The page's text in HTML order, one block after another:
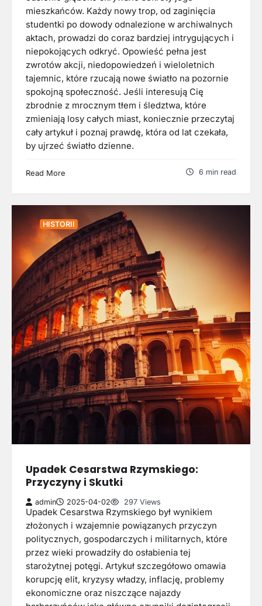
mieszkańców. Każdy nowy trop, od zaginięcia
studentki po dowody odnalezione w archiwalnych
aktach, prowadzi do coraz bardziej intrygujących i
niepokojących odkryć. Opowieść pełna jest
zwrotów akcji, niedopowiedzeń i wieloletnich
tajemnic, które rzucają nowe światło na pozornie
spokojną społeczność. Jeśli interesują Cię
zbrodnie z mrocznym tłem i śledztwa, które
zmieniają losy całych miast, koniecznie przeczytaj
cały artykuł i poznaj prawdę, która od lat czekała,
by ujrzeć światło dzienne.
Read More 6 min read
HISTORII
Upadek Cesarstwa Rzymskiego:
Przyczyny i Skutki
admin 2025-04-02 297 Views
Upadek Cesarstwa Rzymskiego był wynikiem
złożonych i wzajemnie powiązanych przyczyn
politycznych, gospodarczych i militarnych, które
przez wieki prowadziły do osłabienia tej
starożytnej potęgi. Artykuł szczegółowo omawia
korupcję elit, kryzysy władzy, inflację, problemy
ekonomiczne oraz niszczące najazdy